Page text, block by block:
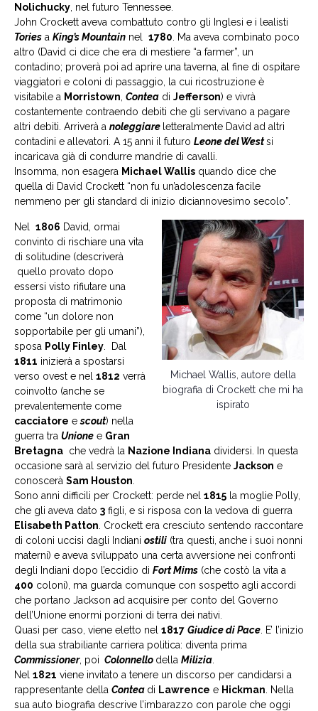
Nolichucky , nel futuro Tennessee.
John Crockett aveva combattuto contro gli Inglesi e i lealisti
Tories a King’s Mountain nel 1780 . Ma aveva combinato poco
altro (David ci dice che era di mestiere “a farmer”, un
contadino; proverà poi ad aprire una taverna, al fine di ospitare
viaggiatori e coloni di passaggio, la cui ricostruzione è
visitabile a Morristown Contea di Jefferson) e vivrà
costantemente contraendo debiti che gli servivano a pagare
altri debiti. Arriverà a noleggiare letteralmente David ad altri
contadini e allevatori. A 15 anni il futuro Leone del Westsi
incaricava già di condurre mandrie di cavalli.
Insomma, non esagera Michael Wallis quando dice che
quella di David Crockett “non fu un’adolescenza facile
nemmeno per gli standard di inizio diciannovesimo secolo”.
Michael Wallis, autore della
biografia di Crockett che mi ha
ispirato
Nel 1806 David, ormai
convinto di rischiare una vita
di solitudine (descriverà
quello provato dopo
essersi visto rifiutare una
proposta di matrimonio
come “un dolore non
sopportabile per gli umani”),
sposa Polly Finley . Dal
1811 inizierà a spostarsi
verso ovest e nel 1812 verrà
coinvolto (anche se
prevalentemente come
cacciatore escout) nella
guerra tra Unione e Gran
Bretagna che vedrà la Nazione Indiana dividersi. In questa
occasione sarà al servizio del futuro Presidente Jackson e
conoscerà Sam Houston
Sono anni difficili per Crockett: perde nel 1815 la moglie Polly,
che gli aveva dato 3 figli, e si risposa con la vedova di guerra
Elisabeth Patton . Crockett era cresciuto sentendo raccontare
di coloni uccisi dagli Indiani ostili (tra questi, anche i suoi nonni
materni) e aveva sviluppato una certa avversione nei confronti
degli Indiani dopo l’eccidio di Fort Mims (che costò la vita a
400 coloni), ma guarda comunque con sospetto agli accordi
che portano Jackson ad acquisire per conto del Governo
dell’Unione enormi porzioni di terra dei nativi.
Quasi per caso, viene eletto nel 1817 Giudice di Pace . E’ l’inizio
della sua strabiliante carriera politica: diventa prima
Commissioner, poi Colonnello della Milizia
Nel 1821 viene invitato a tenere un discorso per candidarsi a
rappresentante della Contea di Lawrence e Hickman . Nella
sua auto biografia descrive l’imbarazzo con parole che oggi